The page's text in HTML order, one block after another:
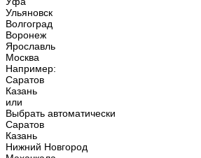
Ульяновск
Волгоград
Воронеж
Ярославль
Москва
Например:
Саратов
Казань
или
Выбрать автоматически
Саратов
Казань
Нижний Новгород